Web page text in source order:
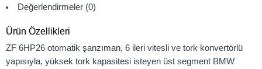
Değerlendirmeler (0)
Ürün Özellikleri
ZF 6HP26 otomatik şanzıman, 6 ileri vitesli ve tork konvertörlü
yapısıyla, yüksek tork kapasitesi isteyen üst segment BMW